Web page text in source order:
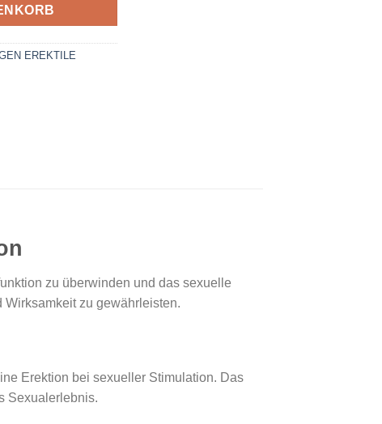
EREKTILE
zu überwinden und das sexuelle
zu gewährleisten.
Erektion bei sexueller Stimulation. Das
Sexualerlebnis.